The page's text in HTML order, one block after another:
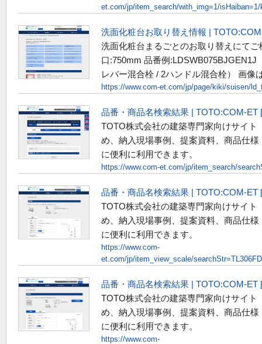
et.com/jp/item_search/with_img=1/
洗面化粧台お取り替え情報 |
洗面化粧台まるごとのお取り替えにて
口:750mm 品番例
レバー混合栓 / 2ハンドル混合栓） 画像
https://www.com-et.com/jp/page/kiki/suisen/
品番・商品名検索結果 | TOTO:COM-
TOTO株式会社の建築専門家向けサイ
め、納入現場事例、提案資料、商品仕
に便利に利用できます。
https://www.com-et.com/jp/item_search/
品番・商品名検索結果 | TOTO:COM-
TOTO株式会社の建築専門家向けサイ
め、納入現場事例、提案資料、商品仕
に便利に利用できます。
https://www.com-
et.com/jp/item_view_scale/
品番・商品名検索結果 | TOTO:COM-
TOTO株式会社の建築専門家向けサイ
め、納入現場事例、提案資料、商品仕
に便利に利用できます。
https://www.com-